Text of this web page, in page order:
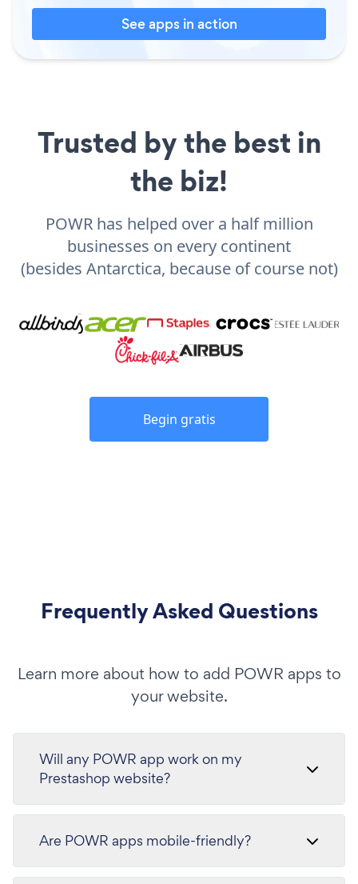
See apps in action
Trusted by the best in
the biz!
POWR has helped over a half million
businesses on every continent
(besides Antarctica, because of course not)
Begin gratis
Frequently Asked Questions
Learn more about how to add POWR apps to
your website.
Will any POWR app work on my
Prestashop website?
Are POWR apps mobile-friendly?